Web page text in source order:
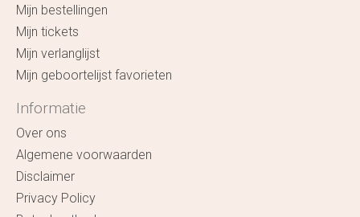
Mijn bestellingen
Mijn tickets
Mijn verlanglijst
Mijn geboortelijst favorieten
Informatie
Over ons
Algemene voorwaarden
Disclaimer
Privacy Policy